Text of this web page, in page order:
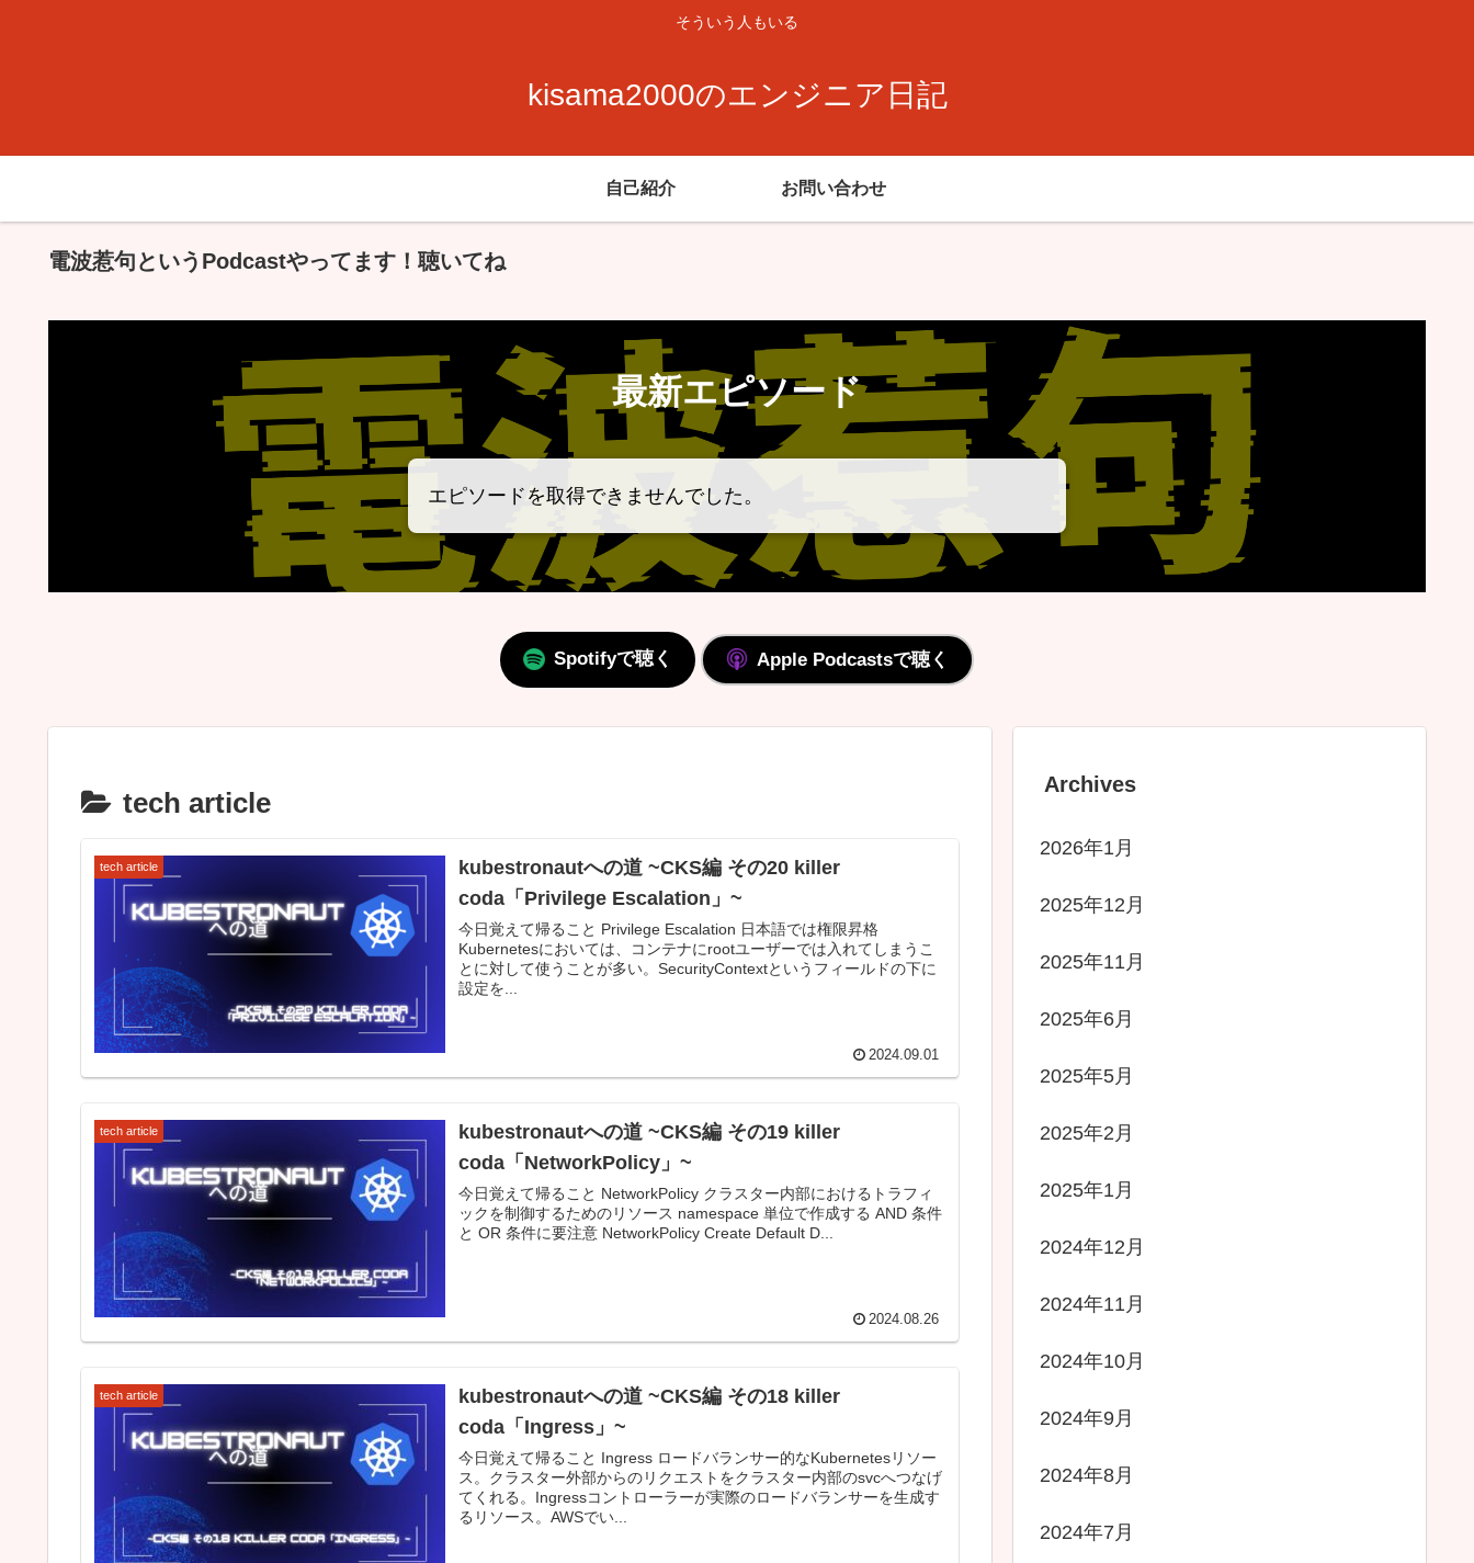
そういう人もいる
kisama2000のエンジニア日記
自己紹介 お問い合わせ
電波惹句というPodcastやってます！聴いてね
最新エピソード
エピソードを取得できませんでした。
Spotifyで聴く Apple Podcastsで聴く
tech article
tech article
kubestronautへの道 ~CKS編 その20 killer
coda「Privilege Escalation」~
今日覚えて帰ること Privilege Escalation 日本語では権限昇格
Kubernetesにおいては、コンテナにrootユーザーでは入れてしまうこ
とに対して使うことが多い。SecurityContextというフィールドの下に
設定を...
2024.09.01
tech article
kubestronautへの道 ~CKS編 その19 killer
coda「NetworkPolicy」~
今日覚えて帰ること NetworkPolicy クラスター内部におけるトラフィ
ックを制御するためのリソース namespace 単位で作成する AND 条件
と OR 条件に要注意 NetworkPolicy Create Default D...
2024.08.26
tech article
kubestronautへの道 ~CKS編 その18 killer
coda「Ingress」~
今日覚えて帰ること Ingress ロードバランサー的なKubernetesリソー
ス。クラスター外部からのリクエストをクラスター内部のsvcへつなげ
てくれる。Ingressコントローラーが実際のロードバランサーを生成す
るリソース。AWSでい...
Archives
2026年1月
2025年12月
2025年11月
2025年6月
2025年5月
2025年2月
2025年1月
2024年12月
2024年11月
2024年10月
2024年9月
2024年8月
2024年7月